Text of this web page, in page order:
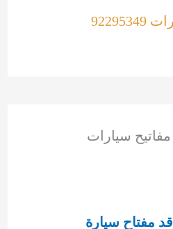
سيارات
مفتاح سيارة